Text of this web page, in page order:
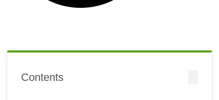
Contents